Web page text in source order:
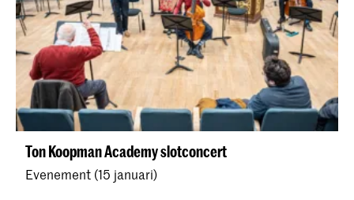
Ton Koopman Academy slotconcert
Evenement (15 januari)